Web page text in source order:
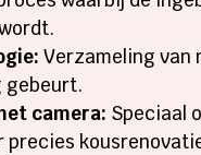
Verzameling van
gebeurt.
camera: Speciaal
precies